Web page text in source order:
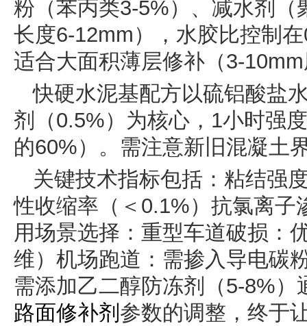
粉（苯丙类3-5%）、减水剂
长度6-12mm），水胶比控制
适合大面积薄层修补（3-
快硬水泥基配方‌以硫铝酸盐
剂（0.5%）为核心，1小时强
的60%）。需注意新旧混凝土
关键技术指标‌包括：粘结强
性收缩率（＜0.1%）抗氯离子
用场景选择‌：重型车道破损：
维）机场跑道：需掺入导电碳
需添加乙二醇防冻剂（5-8%
路面修补剂 参数的调整，终于